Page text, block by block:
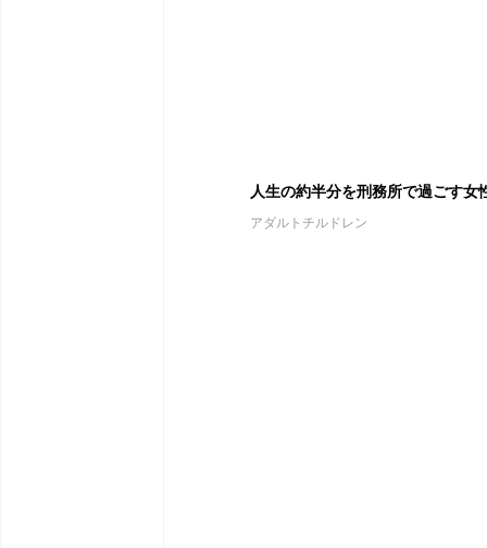
人生の約半分を刑務所で過ごす女
アダルトチルドレン